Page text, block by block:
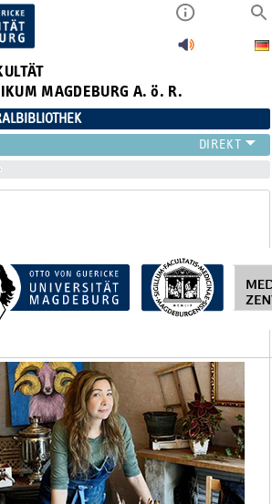
MAGDEBURG A. ö. R.